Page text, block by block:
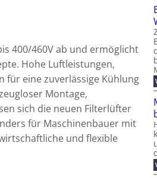
400/460V ab und ermöglicht
Hohe Luftleistungen,
für eine zuverlässige Kühlung
Montage,
sich die neuen Filterlüfter
für Maschinenbauer mit
und flexible